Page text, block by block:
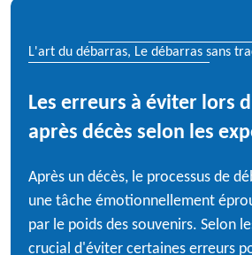
L'art du débarras, Le débarras sans
Les erreurs à éviter lors
après décès selon les
Après un décès, le processus de
une tâche émotionnellement
par le poids des souvenirs. Selon
crucial d'éviter certaines erreurs